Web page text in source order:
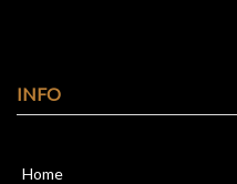
INFO
Home